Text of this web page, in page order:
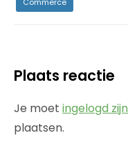
Plaats reactie
Je moet ingelogd
plaatsen.